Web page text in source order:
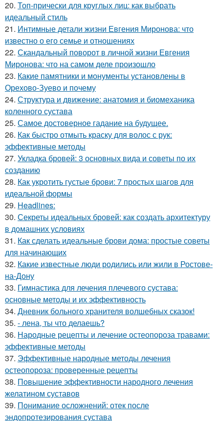
20. Топ-прически для круглых лиц: как выбрать
идеальный стиль
21. Интимные детали жизни Евгения Миронова: что
известно о его семье и отношениях
22. Скандальный поворот в личной жизни Евгения
Миронова: что на самом деле произошло
23. Какие памятники и монументы установлены в
Орехово-Зуево и почему
24. Структура и движение: анатомия и биомеханика
коленного сустава
25. Самое достоверное гадание на будущее.
26. Как быстро отмыть краску для волос с рук:
эффективные методы
27. Укладка бровей: 3 основных вида и советы по их
созданию
28. Как укротить густые брови: 7 простых шагов для
идеальной формы
29. Headlines:
30. Секреты идеальных бровей: как создать архитектуру
в домашних условиях
31. Как сделать идеальные брови дома: простые советы
для начинающих
32. Какие известные люди родились или жили в Ростове-
на-Дону
33. Гимнастика для лечения плечевого сустава:
основные методы и их эффективность
34. Дневник больного хранителя волшебных сказок!
35. - лена, ты что делаешь?
36. Народные рецепты и лечение остеопороза травами:
эффективные методы
37. Эффективные народные методы лечения
остеопороза: проверенные рецепты
38. Повышение эффективности народного лечения
желатином суставов
39. Понимание осложнений: отек после
эндопротезирования сустава